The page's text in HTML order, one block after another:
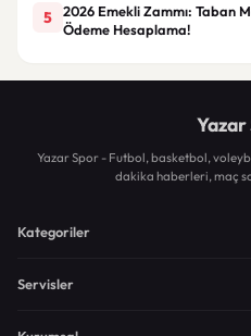
5
2026 Emekli Zammı: Taban
Ödeme Hesaplama!
Yazar
Yazar Spor - Futbol, basketbol,
dakika haberleri, maç
Kategoriler
Servisler